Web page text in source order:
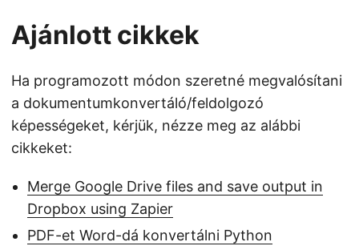
Ajánlott cikkek
Ha programozott módon szeretné megvalósítani
a dokumentumkonvertáló/feldolgozó
képességeket, kérjük, nézze meg az alábbi
cikkeket:
Merge Google Drive files and save output in
Dropbox using Zapier
PDF-et Word-dá konvertálni Python